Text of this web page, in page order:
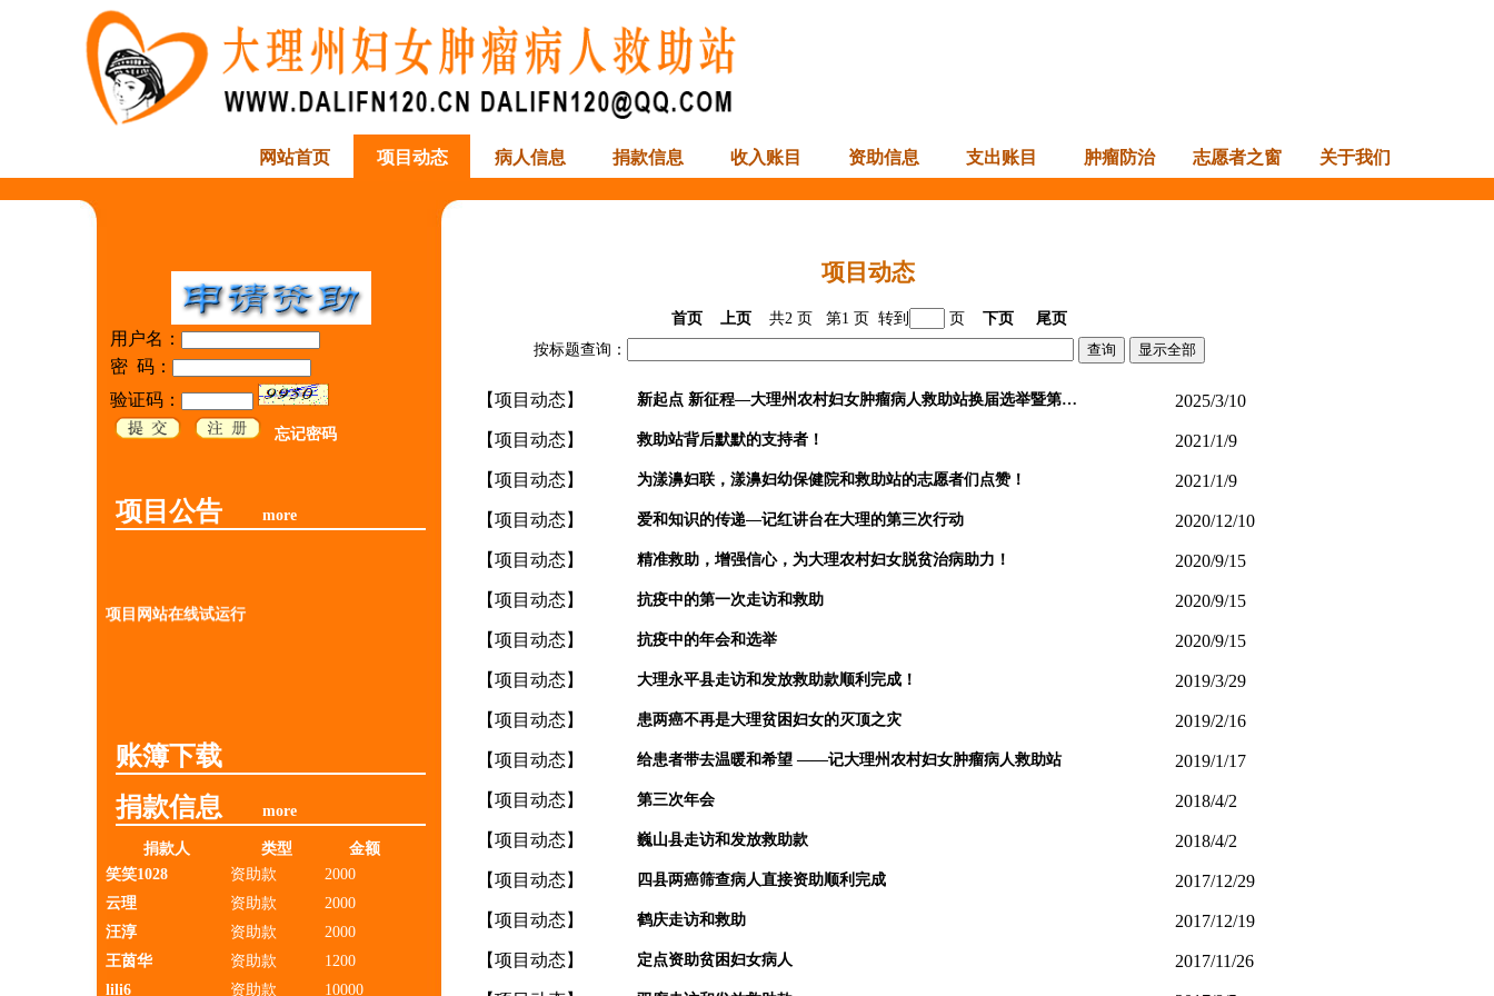
网站首页 项目动态 病人信息 捐款信息 收入账目 资助信息 支出账目 肿瘤防治 志愿者之窗 关于我们
用户名：
密 码：
验证码：
忘记密码
项目公告 more
项目网站在线试运行
账簿下载
捐款信息
more
捐款人 类型
金额
笑笑1028
资助款
2000
云理
资助款
2000
汪淳
资助款
2000
王茵华
资助款
1200
lili6
资助款 10000
项目动态
首页 上页共2页 第1 页 转到 页 下页
尾页
按标题查询：
【项目动态】 新起点 新征程—大理州农村妇女肿瘤病人救助站换届选举暨第… 2025/3/10
【项目动态】 救助站背后默默的支持者！ 2021/1/9
【项目动态】 为漾濞妇联，漾濞妇幼保健院和救助站的志愿者们点赞！ 2021/1/9
【项目动态】 爱和知识的传递—记红讲台在大理的第三次行动 2020/12/10
【项目动态】 精准救助，增强信心，为大理农村妇女脱贫治病助力！ 2020/9/15
【项目动态】 抗疫中的第一次走访和救助 2020/9/15
【项目动态】 抗疫中的年会和选举 2020/9/15
【项目动态】 大理永平县走访和发放救助款顺利完成！ 2019/3/29
【项目动态】 患两癌不再是大理贫困妇女的灭顶之灾 2019/2/16
【项目动态】 给患者带去温暖和希望 ——记大理州农村妇女肿瘤病人救助站 2019/1/17
【项目动态】 第三次年会 2018/4/2
【项目动态】 巍山县走访和发放救助款 2018/4/2
【项目动态】 四县两癌筛查病人直接资助顺利完成 2017/12/29
【项目动态】 鹤庆走访和救助 2017/12/19
【项目动态】 定点资助贫困妇女病人 2017/11/26